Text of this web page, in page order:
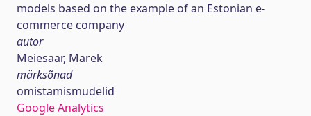
models based on the example of an Estonian e-
commerce company
autor
Meiesaar, Marek
märksõnad
omistamismudelid
Google Analytics